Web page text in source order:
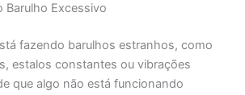
Barulho Excessivo
fazendo barulhos estranhos, como
estalos constantes ou vibrações
que algo não está funcionando